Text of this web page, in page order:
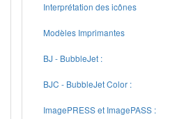
Interprétation des icônes
Modèles Imprimantes
BJ - BubbleJet :
BJC - BubbleJet Color :
ImagePRESS et ImagePASS :